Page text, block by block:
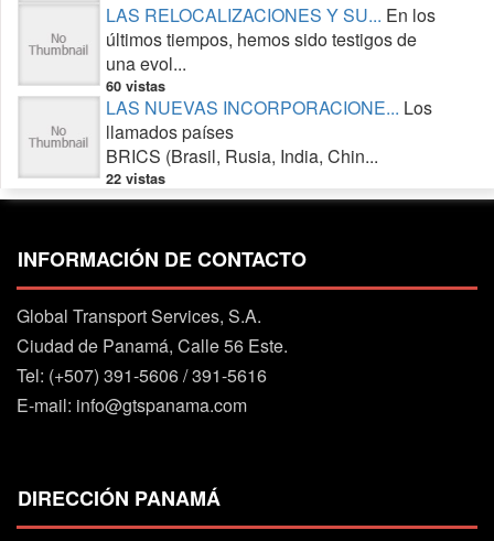
LAS RELOCALIZACIONES Y SU... En los
últimos tiempos, hemos sido testigos de
una evol...
60 vistas
LAS NUEVAS INCORPORACIONE... Los
llamados países
BRICS (Brasil, Rusia, India, Chin...
22 vistas
INFORMACIÓN DE CONTACTO
Global Transport Services, S.A.
Ciudad de Panamá, Calle 56 Este.
Tel: (+507) 391-5606 / 391-5616
E-mail: info@gtspanama.com
DIRECCIÓN PANAMÁ